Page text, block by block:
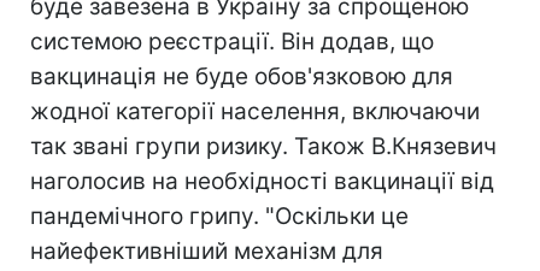
буде завезена в Україну за спрощеною
системою реєстрації. Він додав, що
вакцинація не буде обов'язковою для
жодної категорії населення, включаючи
так звані групи ризику. Також В.Князевич
наголосив на необхідності вакцинації від
пандемічного грипу. "Оскільки це
найефективніший механізм для